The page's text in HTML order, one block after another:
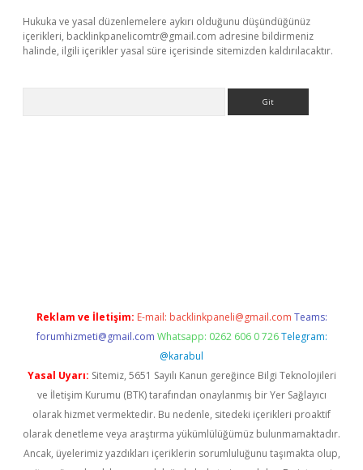
Hukuka ve yasal düzenlemelere aykırı olduğunu düşündüğünüz
içerikleri, backlinkpanelicomtr@gmail.com adresine bildirmeniz
halinde, ilgili içerikler yasal süre içerisinde sitemizden kaldırılacaktır.
Reklam ve İletişim: E-mail: backlinkpaneli@gmail.com Teams:
forumhizmeti@gmail.com Whatsapp: 0262 606 0 726 Telegram:
@karabul
Yasal Uyarı: Sitemiz, 5651 Sayılı Kanun gereğince Bilgi Teknolojileri
ve İletişim Kurumu (BTK) tarafından onaylanmış bir Yer Sağlayıcı
olarak hizmet vermektedir. Bu nedenle, sitedeki içerikleri proaktif
olarak denetleme veya araştırma yükümlülüğümüz bulunmamaktadır.
Ancak, üyelerimiz yazdıkları içeriklerin sorumluluğunu taşımakta olup,